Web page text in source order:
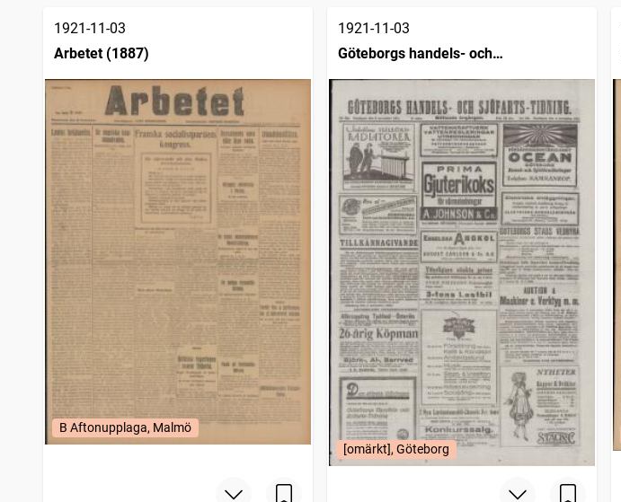
1921-11-03
Arbetet (1887)
B Aftonupplaga, Malmö
1921-11-03
Göteborgs handels- och
sjöfartstidning (1832)
[omärkt], Göteborg